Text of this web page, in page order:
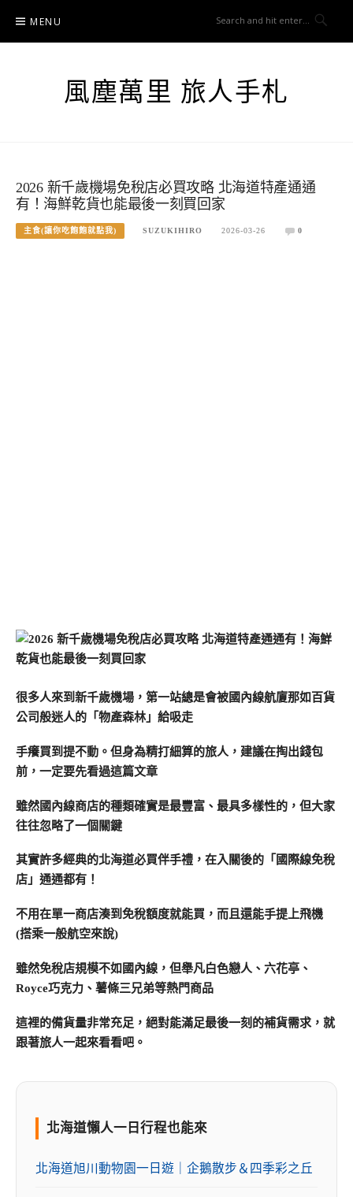
content
MENU
風塵萬里 旅人手札
2026 新千歲機場免稅店必買攻略 北海道特產通通
有！海鮮乾貨也能最後一刻買回家
主食(讓你吃飽飽就點我) SUZUKIHIRO 2026-03-26 0
很多人來到新千歲機場，第一站總是會被國內線航廈那如百貨
公司般迷人的「物產森林」給吸走
手癢買到提不動。但身為精打細算的旅人，建議在掏出錢包
前，一定要先看過這篇文章
雖然國內線商店的種類確實是最豐富、最具多樣性的，但大家
往往忽略了一個關鍵
其實許多經典的北海道必買伴手禮，在入關後的「國際線免稅
店」通通都有！
不用在單一商店湊到免稅額度就能買，而且還能手提上飛機
(搭乘一般航空來說)
雖然免稅店規模不如國內線，但舉凡白色戀人、六花亭、
Royce巧克力、薯條三兄弟等熱門商品
這裡的備貨量非常充足，絕對能滿足最後一刻的補貨需求，就
跟著旅人一起來看看吧。
北海道懶人一日行程也能來
北海道旭川動物園一日遊｜企鵝散步＆四季彩之丘